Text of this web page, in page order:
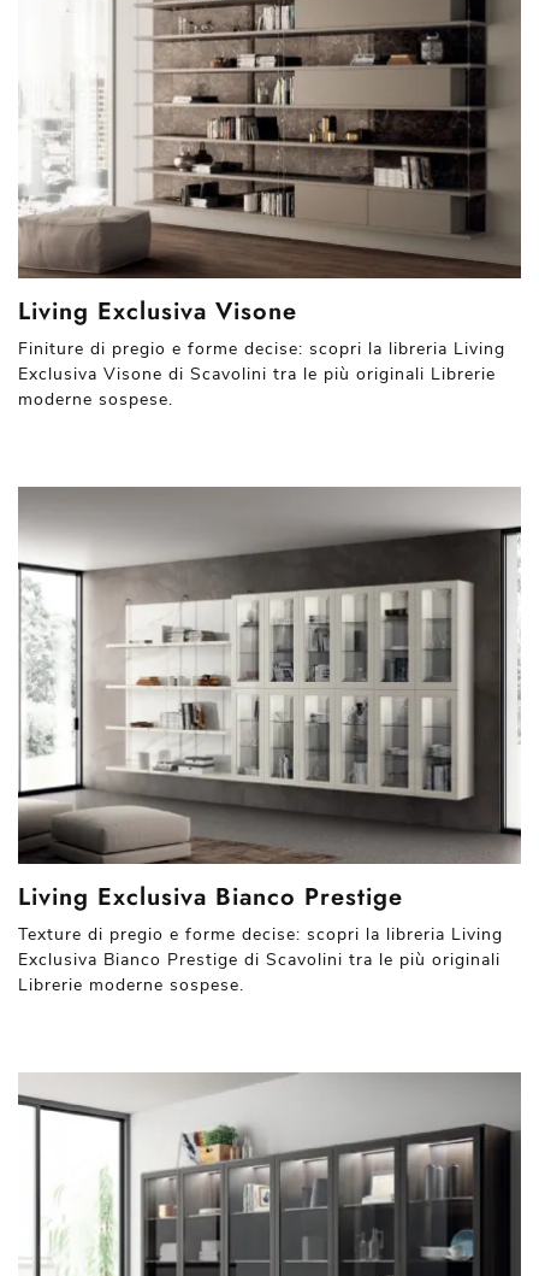
Living Exclusiva Visone
Finiture di pregio e forme decise: scopri la libreria Living
Exclusiva Visone di Scavolini tra le più originali Librerie
moderne sospese.
Living Exclusiva Bianco Prestige
Texture di pregio e forme decise: scopri la libreria Living
Exclusiva Bianco Prestige di Scavolini tra le più originali
Librerie moderne sospese.